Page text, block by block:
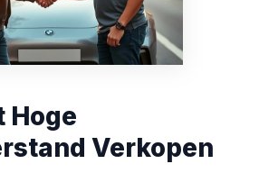
Hoge
Verkopen